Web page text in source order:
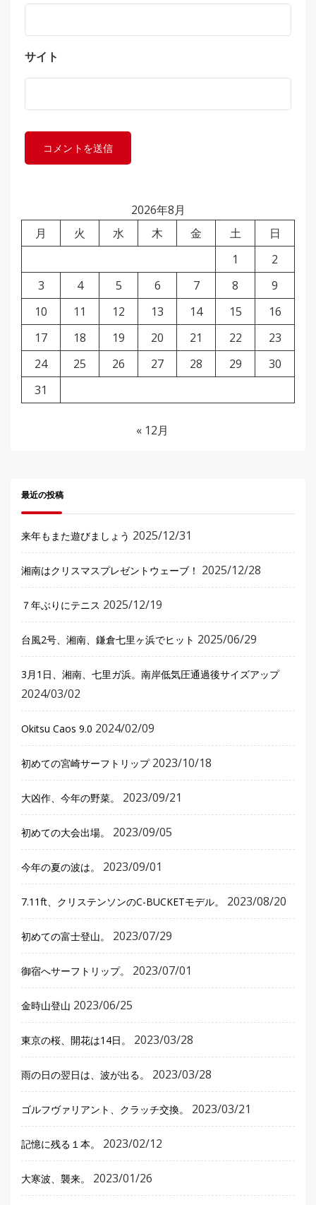
サイト
2026年8月
月
火 水 木 金 土
日
1
2
3
4 5 6 7 8
9
10
11 12 13 14 15
16
17
18 19 20 21 22
23
24
25 26 27 28 29
30
31
« 12月
最近の投稿
来年もまた遊びましょう 2025/12/31
湘南はクリスマスプレゼントウェーブ！ 2025/12/28
７年ぶりにテニス 2025/12/19
台風2号、湘南、鎌倉七里ヶ浜でヒット 2025/06/29
3月1日、湘南、七里ガ浜。南岸低気圧通過後サイズアップ
2024/03/02
Okitsu Caos 9.0 2024/02/09
初めての宮崎サーフトリップ 2023/10/18
大凶作、今年の野菜。 2023/09/21
初めての大会出場。 2023/09/05
今年の夏の波は。 2023/09/01
7.11ft、クリステンソンのC-BUCKETモデル。 2023/08/20
初めての富士登山。 2023/07/29
御宿へサーフトリップ。 2023/07/01
金時山登山 2023/06/25
東京の桜、開花は14日。 2023/03/28
雨の日の翌日は、波が出る。 2023/03/28
ゴルフヴァリアント、クラッチ交換。 2023/03/21
記憶に残る１本。 2023/02/12
大寒波、襲来。 2023/01/26